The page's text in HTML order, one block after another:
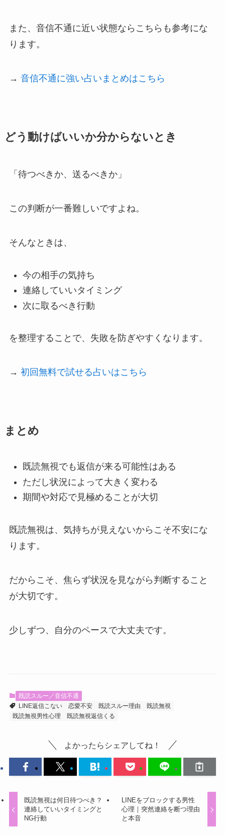
また、音信不通に近い状態ならこちらも参考にな
ります。
→ 音信不通に強い占いまとめはこちら
どう動けばいいか分からないとき
「待つべきか、送るべきか」
この判断が一番難しいですよね。
そんなときは、
今の相手の気持ち
連絡していいタイミング
次に取るべき行動
を整理することで、失敗を防ぎやすくなります。
→ 初回無料で試せる占いはこちら
まとめ
既読無視でも返信が来る可能性はある
ただし状況によって大きく変わる
期間や対応で見極めることが大切
既読無視は、気持ちが見えないからこそ不安にな
ります。
だからこそ、焦らず状況を見ながら判断すること
が大切です。
少しずつ、自分のペースで大丈夫です。
既読スルー／音信不通
LINE返信こない
恋愛不安 既読スルー理由
既読無視
既読無視男性心理
既読無視返信くる
よかったらシェアしてね！
既読無視は何日待つべき？
連絡していいタイミングと
NG行動
LINEをブロックする男性
心理｜突然連絡を断つ理由
と本音